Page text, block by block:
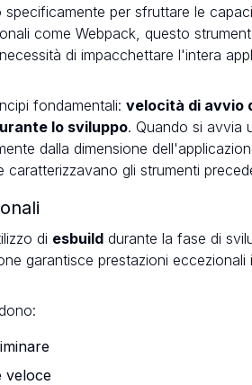
per sfruttare le
come Webpack, questo
di impacchettare l'intera
fondamentali:velocità di avvio
lo sviluppo. Quando si avvia
dalla dimensione
gli strumenti
di esbuild durante la fase di
garantisce prestazioni eccezionali
veloce